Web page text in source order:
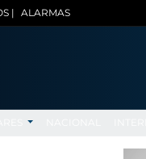
| ALARMAS